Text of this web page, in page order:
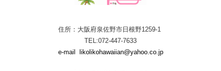
住所：大阪府泉佐野市日根野1259-1
TEL:072-447-7633
e-mail
likolikohawaiian@yahoo.co.jp